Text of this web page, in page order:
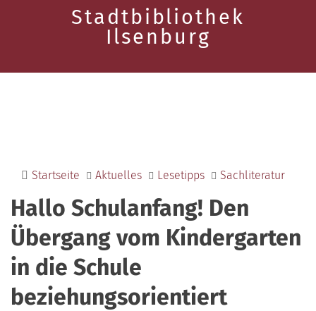
Stadtbibliothek
Ilsenburg
Startseite Aktuelles Lesetipps Sachliteratur
Hallo Schulanfang! Den
Übergang vom Kindergarten
in die Schule
beziehungsorientiert